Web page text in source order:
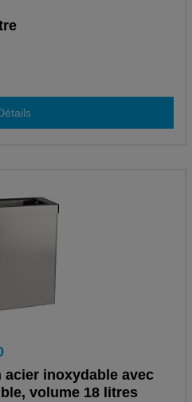
acier inoxydable avec
volume 18 litres